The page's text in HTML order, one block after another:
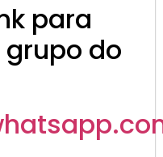
para
do